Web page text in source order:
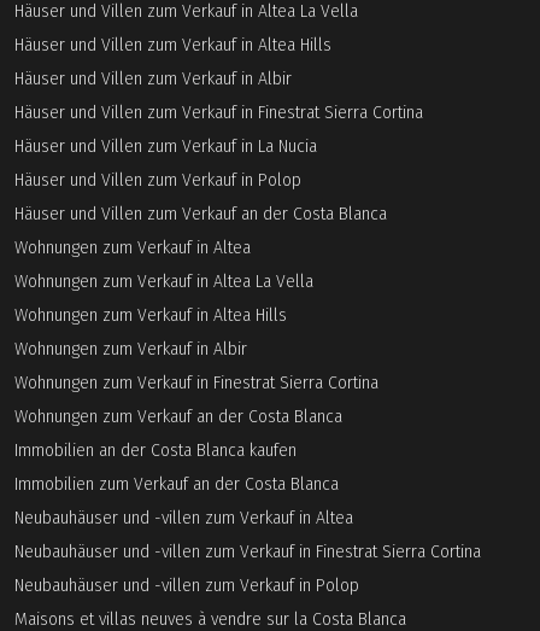
Häuser und Villen zum Verkauf in Altea La Vella
Häuser und Villen zum Verkauf in Altea Hills
Häuser und Villen zum Verkauf in Albir
Häuser und Villen zum Verkauf in Finestrat Sierra Cortina
Häuser und Villen zum Verkauf in La Nucia
Häuser und Villen zum Verkauf in Polop
Häuser und Villen zum Verkauf an der Costa Blanca
Wohnungen zum Verkauf in Altea
Wohnungen zum Verkauf in Altea La Vella
Wohnungen zum Verkauf in Altea Hills
Wohnungen zum Verkauf in Albir
Wohnungen zum Verkauf in Finestrat Sierra Cortina
Wohnungen zum Verkauf an der Costa Blanca
Immobilien an der Costa Blanca kaufen
Immobilien zum Verkauf an der Costa Blanca
Neubauhäuser und -villen zum Verkauf in Altea
Neubauhäuser und -villen zum Verkauf in Finestrat Sierra Cortina
Neubauhäuser und -villen zum Verkauf in Polop
Maisons et villas neuves à vendre sur la Costa Blanca